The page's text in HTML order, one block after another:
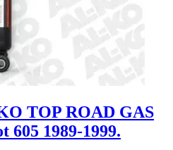
TOP ROAD GAS
605 1989-1999.